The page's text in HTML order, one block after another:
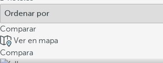
Comparar
Ver en mapa
Compara